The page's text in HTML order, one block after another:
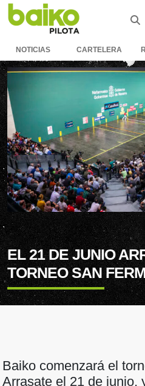
NOTICIAS CARTELERA
EL 21 DE JUNIO
TORNEO SAN
Baiko comenzará el
Arrasate el 21 de junio,